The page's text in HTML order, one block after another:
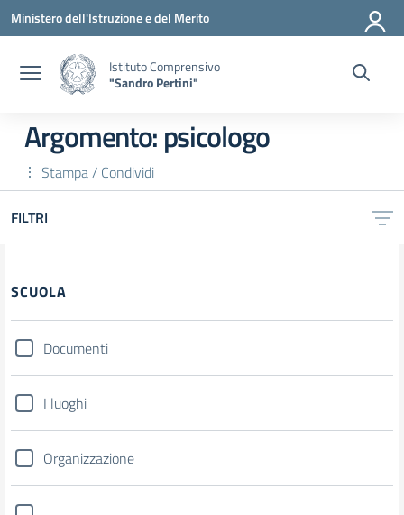
Vai ai contenuti
Vai al menu di navigazione
Vai al footer
Ministero dell'Istruzione e del Merito
Istituto Comprensivo
"Sandro Pertini"
Argomento: psicologo
Stampa / Condividi
FILTRI
SCUOLA
Documenti
I luoghi
Organizzazione